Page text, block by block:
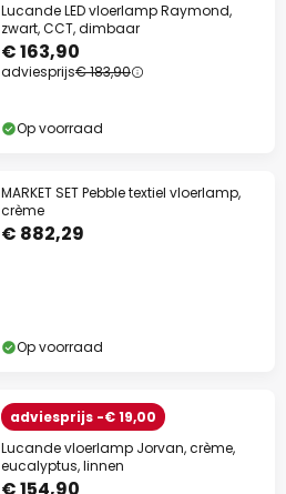
Lucande LED vloerlamp Raymond,
zwart, CCT, dimbaar
€ 163,90
adviesprijs€ 183,90
Op voorraad
MARKET SET Pebble textiel vloerlamp,
crème
€ 882,29
Op voorraad
adviesprijs -€ 19,00
Lucande vloerlamp Jorvan, crème,
eucalyptus, linnen